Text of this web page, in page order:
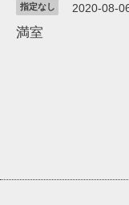
指定なし 2020-08-
満室